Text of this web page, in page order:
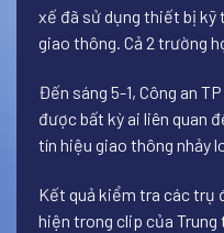
xế đã sử dụng thiết bị kỹ
giao thông. Cả 2 trường
Đến sáng 5-1, Công an
được bất kỳ ai liên quan
tín hiệu giao thông nhảy
Kết quả kiểm tra các trụ
hiện trong clip của